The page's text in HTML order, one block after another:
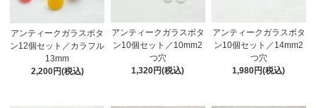
アンティークガラスボタ
ン12個セット／カラフル
13mm
2,200円(税込)
アンティークガラスボタ
ン10個セット／10mm2
つ穴
1,320円(税込)
アンティークガラスボタ
ン10個セット／14mm2
つ穴
1,980円(税込)